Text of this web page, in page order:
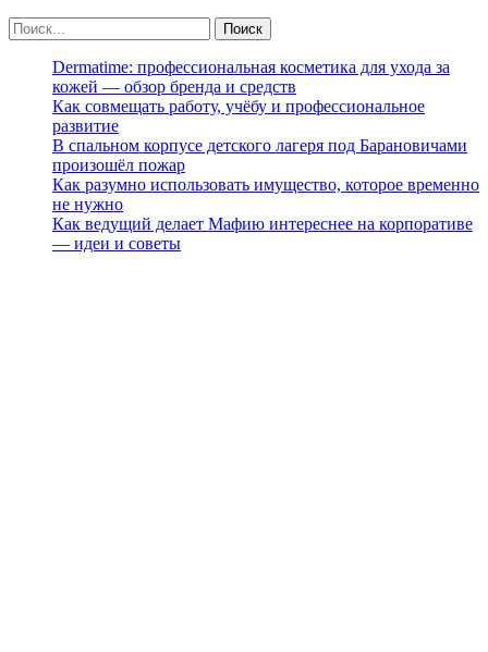
Dermatime: профессиональная косметика для ухода за
кожей — обзор бренда и средств
Как совмещать работу, учёбу и профессиональное
развитие
В спальном корпусе детского лагеря под Барановичами
произошёл пожар
Как разумно использовать имущество, которое временно
не нужно
Как ведущий делает Мафию интереснее на корпоративе
— идеи и советы